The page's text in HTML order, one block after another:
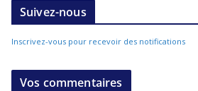
Suivez-nous
Inscrivez-vous pour recevoir des notifications
Vos commentaires